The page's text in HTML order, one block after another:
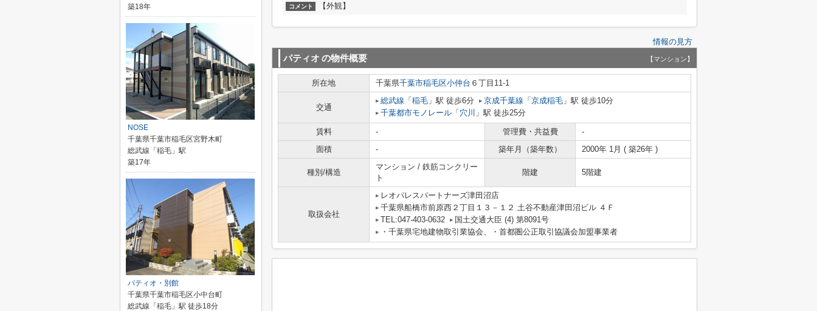
コメント 【外観】
情報の見方
パティオ の物件概要 【マンション】
所在地 千葉県千葉市稲毛区小仲台 ６丁目11-1
交通
総武線 「 稲毛 」駅 徒歩6分 京成千葉線 「 京成稲毛 」駅 徒歩10分
千葉都市モノレール 「 穴川 」駅 徒歩25分
賃料 - 管理費・共益費
-
面積
- 築年月（築年数） 2000年 1月 ( 築26年 )
種別/構造
マンション / 鉄筋コンクリー
ト
階建 5階建
取扱会社
レオパレスパートナーズ津田沼店
千葉県船橋市前原西２丁目１３－１２ 土谷不動産津田沼ビル ４Ｆ
TEL:047-403-0632
国土交通大臣 (4) 第8091号
・千葉県宅地建物取引業協会、・首都圏公正取引協議会加盟事業者
築18年
NOSE
千葉県千葉市稲毛区宮野木町
総武線「稲毛」駅
築17年
パティオ・別館
千葉県千葉市稲毛区小中台町
総武線「稲毛」駅 徒歩18分